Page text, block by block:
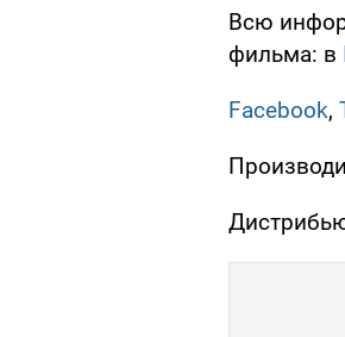
Всю
фильма: в
Facebook,